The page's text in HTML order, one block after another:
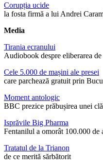
Corupția ucide
la fosta firmă a lui Andrei
Media
Tirania ecranului
Audiobook despre eliberarea
Cele 5.000 de mașini ale presei
care parchează gratuit prin
Moment antologic
BBC prezice prăbușirea unei
Isprăvile Big Pharma
Fentanilul a omorât 100.000
Tratatul de la Trianon
de ce merită sărbătorit